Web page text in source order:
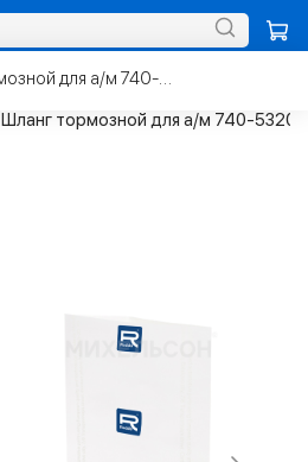
Шланг тормозной для а/м 740-5320
Шланг тормозной для а/м 740-5320 L636 с пружиной гайка/штуцер